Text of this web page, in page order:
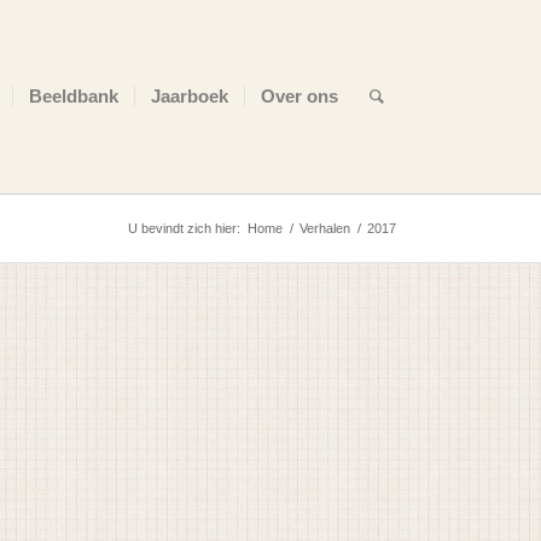
Beeldbank Jaarboek Over ons
U bevindt zich hier: Home / Verhalen / 2017